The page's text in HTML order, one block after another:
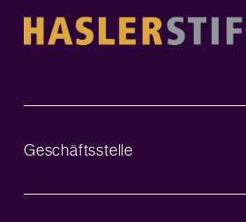
Geschäftsstelle